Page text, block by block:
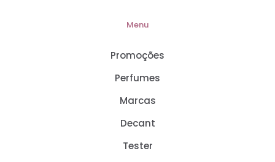
Menu
Promoções
Perfumes
Marcas
Decant
Tester